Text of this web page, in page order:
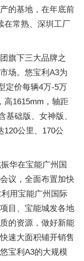
的基地，在年底前
在常熟、深圳工厂
旗下三大品牌之
场。悠宝利A3为
定价每辆4万-5万
高1615mm，轴距
基础版、女神版、
120公里、170公
华在宝能广州国
议，全面布置加快
用宝能广州国际
目、宝能城发各地
的资源，做好新能
速大面积铺开销售
宝利A3的大规模